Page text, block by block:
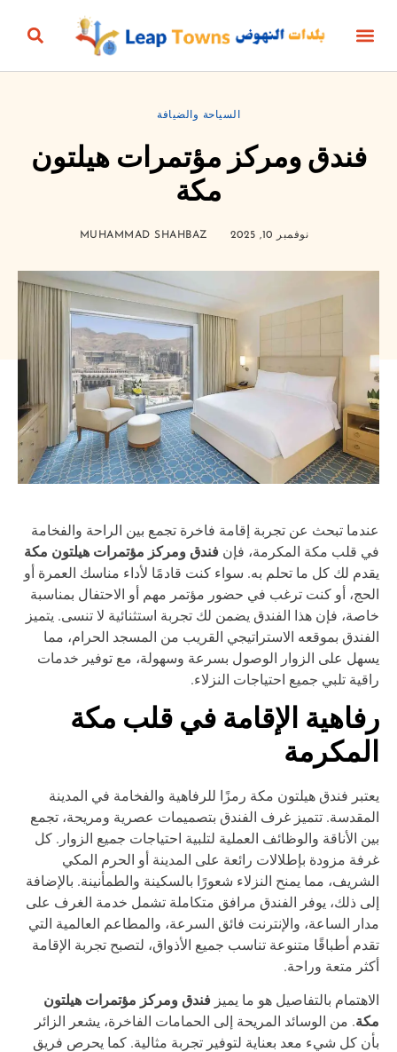
السياحة والضيافة
فندق ومركز مؤتمرات هيلتون
مكة
نوفمبر 10, 2025 MUHAMMAD SHAHBAZ
تبحث عن تجربة إقامة فاخرة تجمع بين الراحة والفخامة
قلب مكة المكرمة، فإن فندق ومركز مؤتمرات هيلتون مكة
لك كل ما تحلم به. سواء كنت قادمًا لأداء مناسك العمرة أو
أو كنت ترغب في حضور مؤتمر مهم أو الاحتفال بمناسبة
فإن هذا الفندق يضمن لك تجربة استثنائية لا تنسى. يتميز
بموقعه الاستراتيجي القريب من المسجد الحرام، مما
على الزوار الوصول بسرعة وسهولة، مع توفير خدمات
تلبي جميع احتياجات النزلاء.
الإقامة في قلب مكة
فندق هيلتون مكة رمزًا للرفاهية والفخامة في المدينة
تتميز غرف الفندق بتصميمات عصرية ومريحة، تجمع
الأناقة والوظائف العملية لتلبية احتياجات جميع الزوار. كل
مزودة بإطلالات رائعة على المدينة أو الحرم المكي
مما يمنح النزلاء شعورًا بالسكينة والطمأنينة. بالإضافة
ذلك، يوفر الفندق مرافق متكاملة تشمل خدمة الغرف على
الساعة، والإنترنت فائق السرعة، والمطاعم العالمية التي
أطباقًا متنوعة تناسب جميع الأذواق، لتصبح تجربة الإقامة
متعة وراحة.
بالتفاصيل هو ما يميزفندق ومركز مؤتمرات هيلتون
. من الوسائد المريحة إلى الحمامات الفاخرة، يشعر الزائر
كل شيء معد بعناية لتوفير تجربة مثالية. كما يحرص فريق